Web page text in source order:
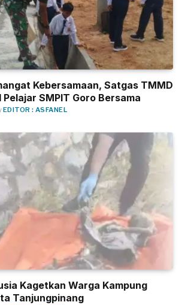
Kebersamaan, Satgas TMMD
Pelajar SMPIT Goro Bersama
EDITOR : ASFANEL
Kagetkan Warga Kampung
Tanjungpinang